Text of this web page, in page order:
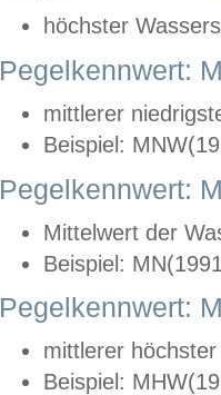
höchster
Pegelkennwert:
mittlerer
Beispiel:
Pegelkennwert:
Mittelwert der
Beispiel:
Pegelkennwert:
mittlerer
Beispiel: